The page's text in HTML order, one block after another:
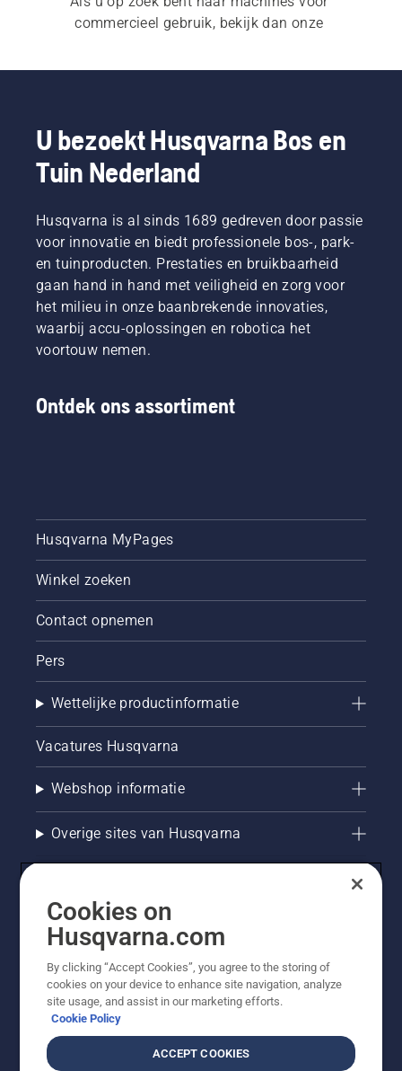
U bezoekt Husqvarna Bos en
Tuin Nederland
Husqvarna is al sinds 1689 gedreven door passie
voor innovatie en biedt professionele bos-, park-
en tuinproducten. Prestaties en bruikbaarheid
gaan hand in hand met veiligheid en zorg voor
het milieu in onze baanbrekende innovaties,
waarbij accu-oplossingen en robotica het
voortouw nemen.
Ontdek ons assortiment
Husqvarna MyPages
Winkel zoeken
Contact opnemen
Pers
Wettelijke productinformatie
Vacatures Husqvarna
Webshop informatie
Overige sites van Husqvarna
© Husqvarna AB (publ). Alle rechten voorbehouden. De
getoonde prijzen zijn consumentenadviesprijzen. Alle
vermelde prijzen zijn adviesverkoopprijzen (incl. BTW),
Cookies on
Husqvarna.com
By clicking “Accept Cookies”, you agree to the storing of
cookies on your device to enhance site navigation, analyze
site usage, and assist in our marketing efforts.
Cookie Policy
ACCEPT COOKIES